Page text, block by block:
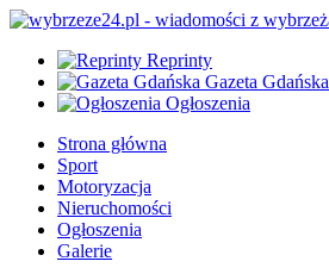
Reprinty
Gazeta Gdańska
Ogłoszenia
Strona główna
Sport
Motoryzacja
Nieruchomości
Ogłoszenia
Galerie